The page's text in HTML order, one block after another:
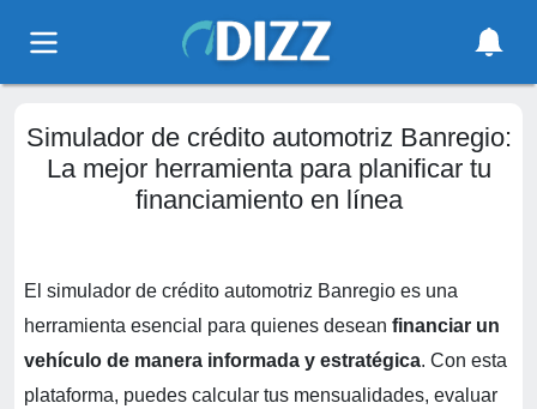
Simulador de crédito automotriz Banregio:
La mejor herramienta para planificar tu
financiamiento en línea
El simulador de crédito automotriz Banregio es una
herramienta esencial para quienes desean financiar un
vehículo de manera informada y estratégica. Con esta
plataforma, puedes calcular tus mensualidades, evaluar